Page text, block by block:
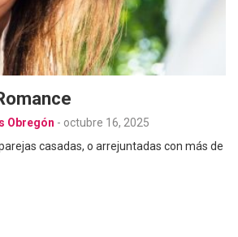
Obregón - octubre 16, 2025
casadas, o arrejuntadas con más de